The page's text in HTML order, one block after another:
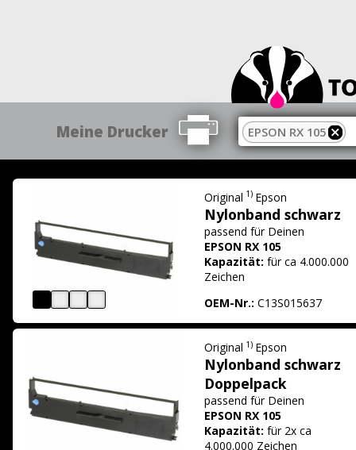
Meine Drucker EPSON RX 105
Original 1) Epson
Nylonband schwarz
passend für Deinen
EPSON RX 105
Kapazität: für ca 4.000.000
Zeichen
OEM-Nr.: C13S015637
Original 1) Epson
Nylonband schwarz
Doppelpack
passend für Deinen
EPSON RX 105
Kapazität: für 2x ca
4.000.000 Zeichen